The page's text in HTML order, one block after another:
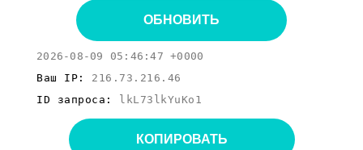
ОБНОВИТЬ
2026-08-09 05:46:47 +0000
Ваш IP: 216.73.216.46
ID запроса:
lkL73lkYuKo1
КОПИРОВАТЬ